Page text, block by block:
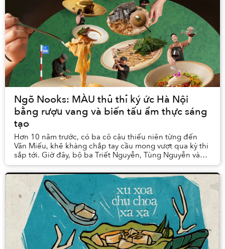
Ngõ Nooks: MÀU thủ thỉ ký ức Hà Nội
bằng rượu vang và biến tấu ẩm thực sáng
tạo
Hơn 10 năm trước, có ba cô cậu thiếu niên từng đến
Văn Miếu, khẽ khàng chắp tay cầu mong vượt qua kỳ thi
sắp tới. Giờ đây, bộ ba Triết Nguyễn, Tùng Nguyễn và
Dương Nguyễn gặp lại nhau ở chính nơi ấy —...